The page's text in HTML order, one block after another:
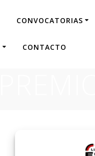
CONVOCATORIAS
CONTACTO